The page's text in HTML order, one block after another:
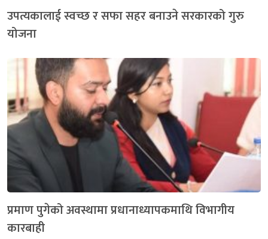
उपत्यकालाई स्वच्छ र सफा सहर बनाउने सरकारको गुरु
योजना
प्रमाण पुगेको अवस्थामा प्रधानाध्यापकमाथि विभागीय
कारबाही